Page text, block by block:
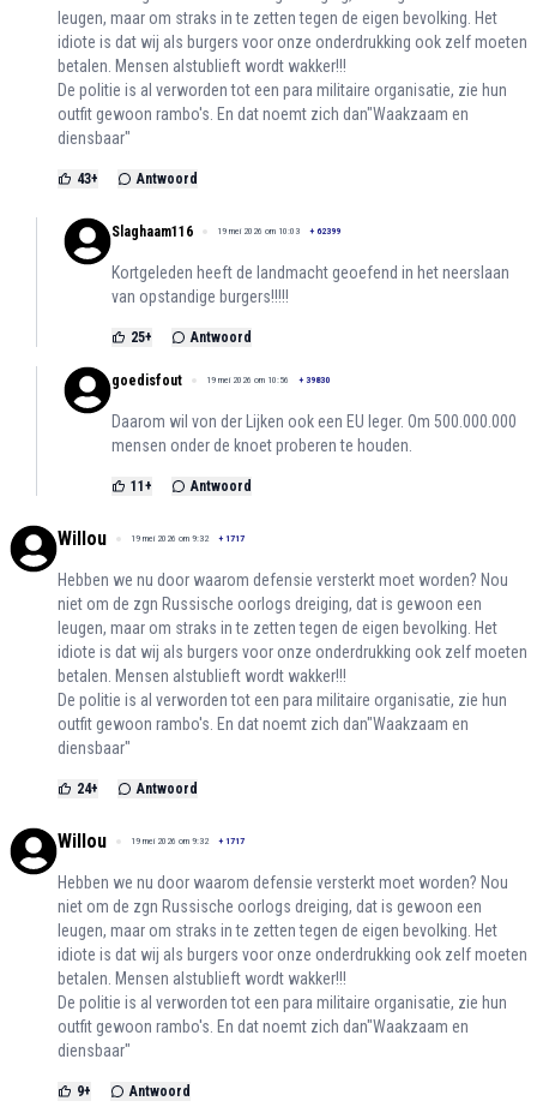
leugen, maar om straks in te zetten tegen de eigen bevolking. Het
idiote is dat wij als burgers voor onze onderdrukking ook zelf moeten
betalen. Mensen alstublieft wordt wakker!!!
De politie is al verworden tot een para militaire organisatie, zie hun
outfit gewoon rambo's. En dat noemt zich dan"Waakzaam en
diensbaar"
43+ Antwoord
Slaghaam116 19 mei 2026 om 10:03 + 62399
Kortgeleden heeft de landmacht geoefend in het neerslaan
van opstandige burgers!!!!!
25+ Antwoord
goedisfout 19 mei 2026 om 10:56 + 39830
Daarom wil von der Lijken ook een EU leger. Om 500.000.000
mensen onder de knoet proberen te houden.
11 + Antwoord
Willou 19 mei 2026 om 9:32 + 1717
Hebben we nu door waarom defensie versterkt moet worden? Nou
niet om de zgn Russische oorlogs dreiging, dat is gewoon een
leugen, maar om straks in te zetten tegen de eigen bevolking. Het
idiote is dat wij als burgers voor onze onderdrukking ook zelf moeten
betalen. Mensen alstublieft wordt wakker!!!
De politie is al verworden tot een para militaire organisatie, zie hun
outfit gewoon rambo's. En dat noemt zich dan"Waakzaam en
diensbaar"
24+ Antwoord
Willou 19 mei 2026 om 9:32 + 1717
Hebben we nu door waarom defensie versterkt moet worden? Nou
niet om de zgn Russische oorlogs dreiging, dat is gewoon een
leugen, maar om straks in te zetten tegen de eigen bevolking. Het
idiote is dat wij als burgers voor onze onderdrukking ook zelf moeten
betalen. Mensen alstublieft wordt wakker!!!
De politie is al verworden tot een para militaire organisatie, zie hun
outfit gewoon rambo's. En dat noemt zich dan"Waakzaam en
diensbaar"
9+ Antwoord